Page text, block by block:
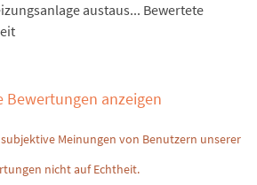
austaus... Bewertete
Bewertungen anzeigen
Meinungen von Benutzern unserer
nicht auf Echtheit.